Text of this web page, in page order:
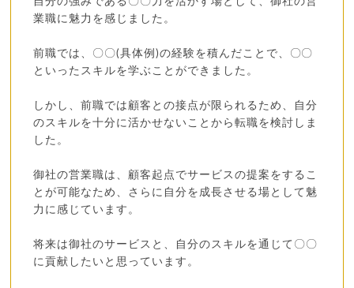
業職に魅力を感じました。
前職では、〇〇(具体例)の経験を積んだことで、〇〇
といったスキルを学ぶことができました。
しかし、前職では顧客との接点が限られるため、自分
のスキルを十分に活かせないことから転職を検討しま
した。
御社の営業職は、顧客起点でサービスの提案をするこ
とが可能なため、さらに自分を成長させる場として魅
力に感じています。
将来は御社のサービスと、自分のスキルを通じて〇〇
に貢献したいと思っています。